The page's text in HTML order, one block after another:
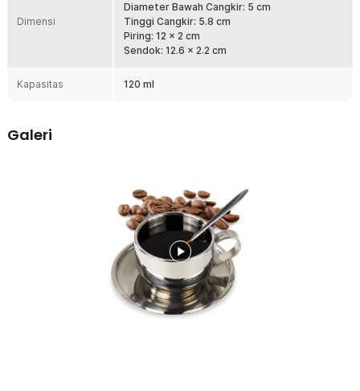
Stainless Steel Berkualitas
Terbuat dari stainless steel berkualitas yang tahan panas dan
dingin, kuat, serta tidak mudah berkarat. Material ini juga aman
tanpa khawatir meninggalkan noda atau bau tak sedap.
Tak hanya untuk kopi, set cangkir ini juga cocok untuk aneka
minuman seperti teh, susu, dan minuman herbal favorit Anda.
Desain Minimalis dan Ergonomis
Desain cangkir terlihat sederhana namun modern, dengan
pegangan yang nyaman digenggam. Bentuknya stabil saat
diletakkan di piring tatakan. Cocok untuk berbagai suasana, mulai
dari penggunaan harian hingga penyajian tamu.
Kelengkapan Produk
Rincian yang Anda dapatkan untuk pembelian produk ini:
Dimensi
Diameter Bawah Cangkir: 5 cm
Tinggi Cangkir: 5.8 cm
Piring: 12 x 2 cm
Sendok: 12.6 x 2.2 cm
Kapasitas 120 ml
Galeri